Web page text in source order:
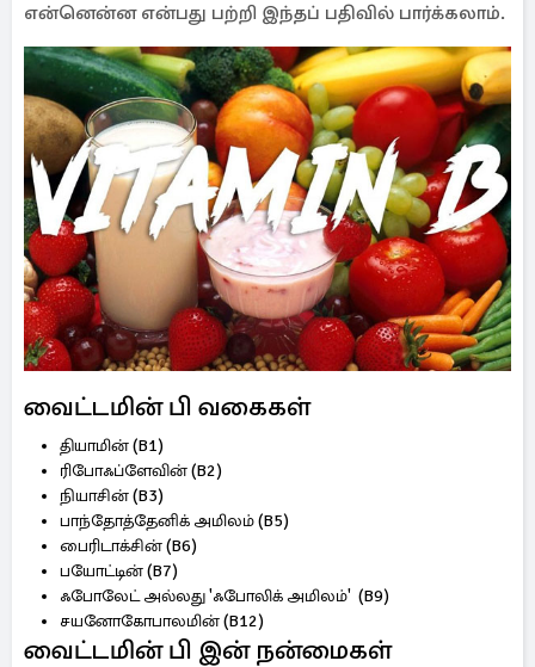
என்னென்ன என்பது பற்றி இந்தப் பதிவில் பார்க்கலாம்.
வைட்டமின் பி வகைகள்
தியாமின் (B1)
ரிபோஃப்ளேவின் (B2)
நியாசின் (B3)
பாந்தோத்தேனிக் அமிலம் (B5)
பைரிடாக்சின் (B6)
பயோட்டின் (B7)
ஃபோலேட் அல்லது 'ஃபோலிக் அமிலம்' (B9)
சயனோகோபாலமின் (B12)
வைட்டமின் பி இன் நன்மைகள்